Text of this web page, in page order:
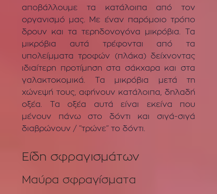
αποβάλλουμε τα κατάλοιπα από τον
οργανισμό μας. Με έναν παρόμοιο τρόπο
δρουν και τα τερηδονογόνα μικρόβια. Τα
μικρόβια αυτά τρέφονται από τα
υπολείμματα τροφών (πλάκα) δείχνοντας
ιδιαίτερη προτίμηση στα σάκχαρα και στα
γαλακτοκομικά. Τα μικρόβια μετά τη
χώνεψή τους, αφήνουν κατάλοιπα, δηλαδή
οξέα. Τα οξέα αυτά είναι εκείνα που
μένουν πάνω στο δόντι και σιγά-σιγά
διαβρώνουν / ”τρώνε” το δόντι.
Είδη σφραγισμάτων
Μαύρα σφραγίσματα